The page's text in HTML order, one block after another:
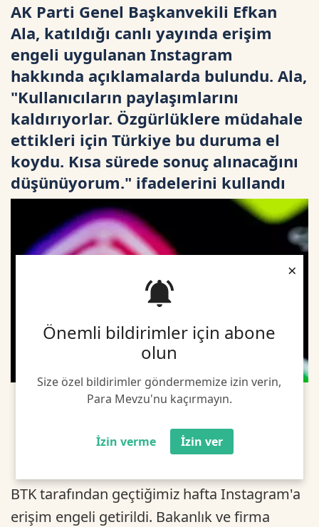
Önemli bildirimler için abone
olun
Size özel bildirimler göndermemize izin verin,
Para Mevzu'nu kaçırmayın.
İzin verme İzin ver
×
AK Parti Genel Başkanvekili Efkan
Ala, katıldığı canlı yayında erişim
engeli uygulanan Instagram
hakkında açıklamalarda bulundu. Ala,
"Kullanıcıların paylaşımlarını
kaldırıyorlar. Özgürlüklere müdahale
ettikleri için Türkiye bu duruma el
koydu. Kısa sürede sonuç alınacağını
düşünüyorum." ifadelerini kullandı
BTK tarafından geçtiğimiz hafta Instagram'a
erişim engeli getirildi. Bakanlık ve firma